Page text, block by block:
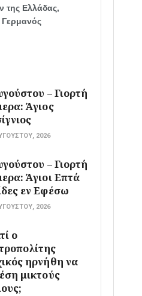
της Ελλάδας,
Γερμανός
– Γιορτή
Άγιος
2026
– Γιορτή
Άγιοι Επτά
εν Εφέσω
2026
ο
ηρνήθη να
μικτούς